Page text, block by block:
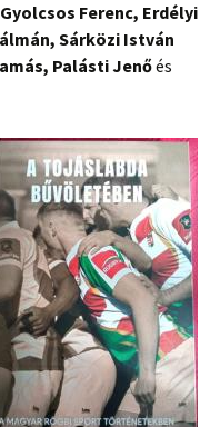
Gyolcsos Ferenc, Erdélyi
Sárközi István
Palásti Jenőés